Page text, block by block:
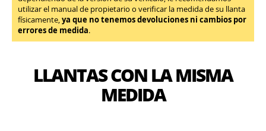
utilizar el manual de propietario o verificar la medida de su llanta
físicamente,ya que no tenemos devoluciones ni cambios por
errores de medida.
LLANTAS CON LA MISMA
MEDIDA